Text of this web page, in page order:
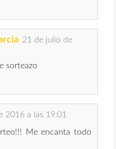
21 de julio de
sorteazo
2016 a las 19:01
Me encanta todo